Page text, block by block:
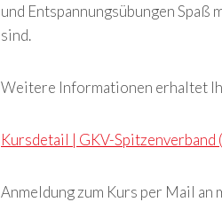
und Entspannungsübungen
sind.
Weitere Informationen erhaltet
Kursdetail | GKV-
Anmeldung zum Kurs per Mail an